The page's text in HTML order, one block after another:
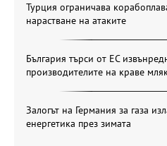
Турция ограничава
нарастване на атаките
България търси от ЕС
производителите на краве
Залогът на Германия за газа
енергетика през зимата